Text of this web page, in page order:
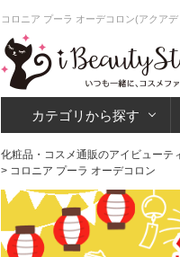
コロニア プーラ オーデコロン(アクア
カテゴリから探す
化粧品・コスメ通販のアイビューテ
> コロニア プーラ オーデコロン